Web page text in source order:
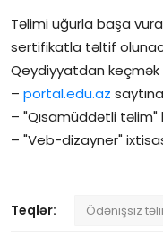
Təlimi uğurla başa
sertifikatla təltif
Qeydiyyatdan keçmək
– portal.edu.az
– "Qısamüddətli
– "Veb-dizayner"
Teqlər: Ödənişsiz